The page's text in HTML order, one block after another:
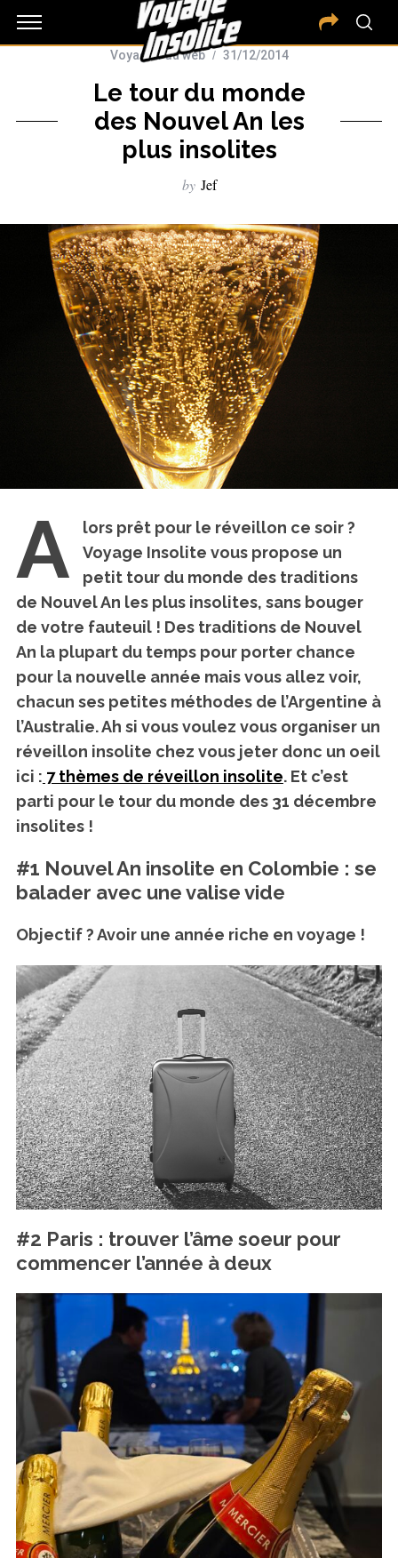
Voyages du web 31/12/2014
Le tour du monde
des Nouvel An les
plus insolites
by Jef
A
lors prêt pour le réveillon ce soir ?
Voyage Insolite vous propose un
petit tour du monde des traditions
de Nouvel An les plus insolites, sans bouger
de votre fauteuil ! Des traditions de Nouvel
An la plupart du temps pour porter chance
pour la nouvelle année mais vous allez voir,
chacun ses petites méthodes de l’Argentine à
l’Australie. Ah si vous voulez vous organiser un
réveillon insolite chez vous jeter donc un oeil
ici : 7 thèmes de réveillon insolite. Et c’est
parti pour le tour du monde des 31 décembre
insolites !
#1 Nouvel An insolite en Colombie : se
balader avec une valise vide
Objectif ? Avoir une année riche en voyage !
#2 Paris : trouver l’âme soeur pour
commencer l’année à deux